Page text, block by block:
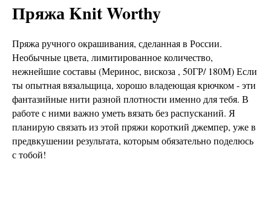
Пряжа Knit Worthy
Пряжа ручного окрашивания, сделанная в России.
Необычные цвета, лимитированное количество,
нежнейшие составы (Меринос, вискоза , 50ГР/ 180М) Если
ты опытная вязальщица, хорошо владеющая крючком - эти
фантазийные нити разной плотности именно для тебя. В
работе с ними важно уметь вязать без распусканий. Я
планирую связать из этой пряжи короткий джемпер, уже в
предвкушении результата, которым обязательно поделюсь
с тобой!